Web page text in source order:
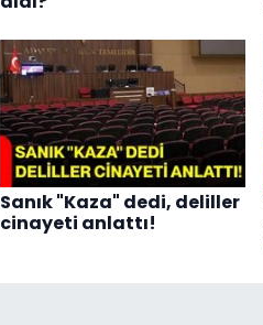
Sanık "Kaza" dedi, deliller
cinayeti anlattı!